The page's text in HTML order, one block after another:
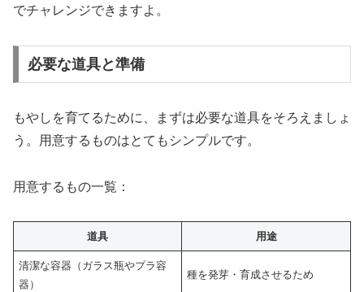
でチャレンジできますよ。
必要な道具と準備
もやしを育てるために、まずは必要な道具をそろえましょ
う。用意するものはとてもシンプルです。
用意するもの一覧：
道具 用途
清潔な容器（ガラス瓶やプラ容
器）
種を発芽・育成させるため